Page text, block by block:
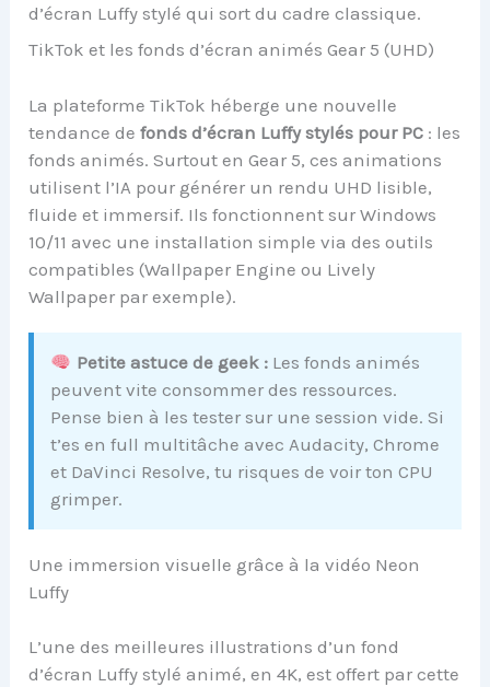
d’écran Luffy stylé qui sort du cadre classique.
TikTok et les fonds d’écran animés Gear 5 (UHD)
La plateforme TikTok héberge une nouvelle
tendance defonds d’écran Luffy stylés pour PC : les
fonds animés. Surtout en Gear 5, ces animations
utilisent l’IA pour générer un rendu UHD lisible,
fluide et immersif. Ils fonctionnent sur Windows
10/11 avec une installation simple via des outils
compatibles (Wallpaper Engine ou Lively
Wallpaper par exemple).
Petite astuce de geek :Les fonds animés
peuvent vite consommer des ressources.
Pense bien à les tester sur une session vide. Si
t’es en full multitâche avec Audacity, Chrome
et DaVinci Resolve, tu risques de voir ton CPU
grimper.
Une immersion visuelle grâce à la vidéo Neon
Luffy
L’une des meilleures illustrations d’un fond
d’écran Luffy stylé animé, en 4K, est offert par cette